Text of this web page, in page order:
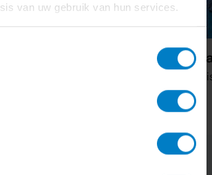
van uw gebruik van hun services.
Roy Argyrakis